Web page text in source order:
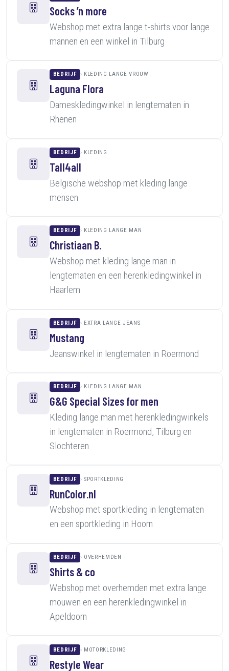
Socks ’n more
Webshop met extra lange t-shirts voor lange
mannen en een winkel in Tilburg
BEDRIJF KLEDING LANGE VROUW
Laguna Flora
Dameskledingwinkel in lengtematen in
Rhenen
BEDRIJF KLEDING
Tall4all
Belgische webshop met kleding lange
mensen
BEDRIJF KLEDING LANGE MAN
Christiaan B.
Webshop met kleding lange man in
lengtematen en een herenkledingwinkel in
Haarlem
BEDRIJF EXTRA LANGE JEANS
Mustang
Jeanswinkel in lengtematen in Roermond
BEDRIJF KLEDING LANGE MAN
G&G Special Sizes for men
Kleding lange man met herenkledingwinkels
in lengtematen in Roermond, Tilburg en
Slochteren
BEDRIJF SPORTKLEDING
RunColor.nl
Webshop met sportkleding in lengtematen
en een sportkleding in Hoorn
BEDRIJF OVERHEMDEN
Shirts & co
Webshop met overhemden met extra lange
mouwen en een herenkledingwinkel in
Apeldoorn
BEDRIJF MOTORKLEDING
Restyle Wear